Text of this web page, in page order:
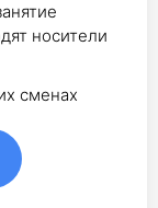
носители
сменах